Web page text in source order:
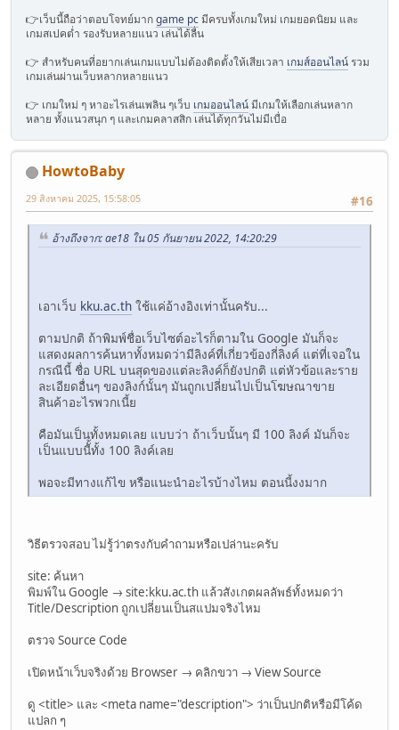
👉เว็บนี้ถือว่าตอบโจทย์มากgame pcมีครบทั้งเกมใหม่ เกมยอดนิยม และ
เกมสเปคต่ำ รองรับหลายแนว เล่นได้ลื่น
👉 สำหรับคนที่อยากเล่นเกมแบบไม่ต้องติดตั้งให้เสียเวลา เกมส์ออนไลน์ รวม
เกมเล่นผ่านเว็บหลากหลายแนว
👉 เกมใหม่ ๆ หาอะไรเล่นเพลิน ๆเว็บ เกมออนไลน์มีเกมให้เลือกเล่นหลาก
หลาย ทั้งแนวสนุก ๆ และเกมคลาสสิก เล่นได้ทุกวันไม่มีเบื่อ
HowtoBaby
#16
29 สิงหาคม 2025, 15:58:05
อ้างถึงจาก: ae18 ใน 05 กันยายน 2022, 14:20:29
เอาเว็บ kku.ac.th ใช้แค่อ้างอิงเท่านั้นครับ...
ตามปกติ ถ้าพิมพ์ชื่อเว็บไซต์อะไรก็ตามใน Google มันก็จะ
แสดงผลการค้นหาทั้งหมดว่ามีลิงค์ที่เกี่ยวข้องกี่ลิงค์ แต่ที่เจอใน
กรณีนี้ ชื่อ URL บนสุดของแต่ละลิงค์ก็ยังปกติ แต่หัวข้อและราย
ละเอียดอื่นๆ ของลิงก์นั้นๆ มันถูกเปลี่ยนไปเป็นโฆษณาขาย
สินค้าอะไรพวกเนี้ย
คือมันเป็นทั้งหมดเลย แบบว่า ถ้าเว็บนั้นๆ มี 100 ลิงค์ มันก็จะ
เป็นแบบนีั้ทั้ง 100 ลิงค์เลย
พอจะมีทางแก้ไข หรือแนะนำอะไรบ้างไหม ตอนนี้งงมาก
วิธีตรวจสอบ ไม่รู้ว่าตรงกับคำถามหรือเปล่านะครับ
site: ค้นหา
พิมพ์ใน Google → site:kku.ac.th แล้วสังเกตผลลัพธ์ทั้งหมดว่า
Title/Description ถูกเปลี่ยนเป็นสแปมจริงไหม
ตรวจ Source Code
เปิดหน้าเว็บจริงด้วย Browser → คลิกขวา → View Source
ดู <title> และ <meta name="description"> ว่าเป็นปกติหรือมีโค้ด
แปลก ๆ